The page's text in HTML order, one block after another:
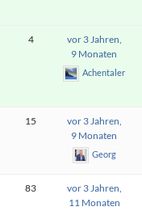
4
vor 3 Jahren,
9 Monaten
Achentaler
15
vor 3 Jahren,
9 Monaten
Georg
83
vor 3 Jahren,
11 Monaten